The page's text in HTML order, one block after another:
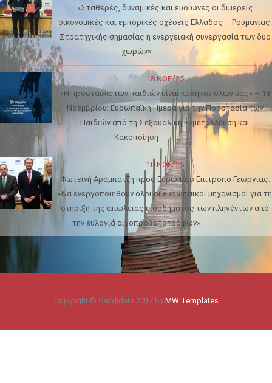
«Σταθερές, δυναμικές και ευοίωνες οι διμερείς
οικονομικές και εμπορικές σχέσεις Ελλάδος – Ρουμανίας.
Στρατηγικής σημασίας η ενεργειακή συνεργασία των δύο
χωρών»
18 ΝΟΈ '25
«Η προστασία των παιδιών είναι καθήκον όλων μας» – 18
Νοεμβρίου: Ευρωπαϊκή Ημέρα για την Προστασία των
Παιδιών από τη Σεξουαλική Εκμετάλλευση και
Κακοποίηση
10 ΝΟΈ '25
Φωτεινή Αραμπατζή προς Ευρωπαίο Επίτροπο Γεωργίας:
«Να ενεργοποιηθούν όλοι οι ευρωπαϊκοί μηχανισμοί για τη
στήριξη της απώλειας εισοδήματος των πληγέντων από
την ευλογιά αιγοπροβατοτρόφων»
Copyright © Candidate 2017 by MW Templates